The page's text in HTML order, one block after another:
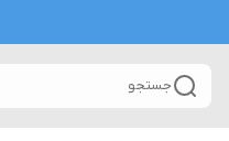
جستجو